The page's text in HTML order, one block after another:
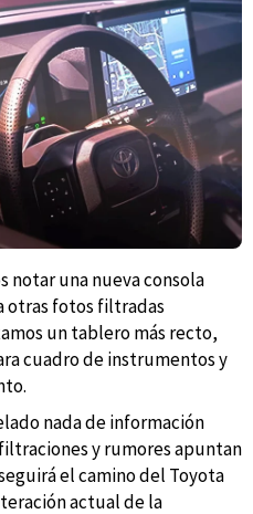
una nueva consola
otras fotos filtradas
un tablero más recto,
cuadro de instrumentos y
nada de información
y rumores apuntan
el camino del Toyota
actual de la